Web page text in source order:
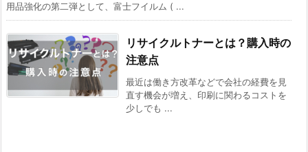
用品強化の第二弾として、富士フイルム ( ...
リサイクルトナーとは？購入時の
注意点
最近は働き方改革などで会社の経費を見
直す機会が増え、印刷に関わるコストを
少しでも ...